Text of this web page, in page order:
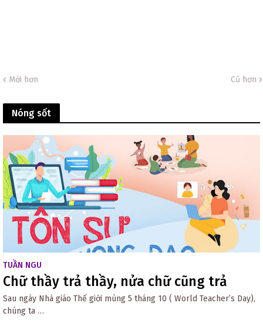
Mới hơn Cũ hơn
Nóng sốt
TUẦN NGU
Chữ thầy trả thầy, nửa chữ cũng trả
Sau ngày Nhà giáo Thế giới mùng 5 tháng 10 ( World Teacher’s Day),
chúng ta …